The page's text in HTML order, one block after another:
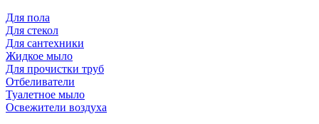
Для пола
Для стекол
Для сантехники
Жидкое мыло
Для прочистки труб
Отбеливатели
Туалетное мыло
Освежители воздуха